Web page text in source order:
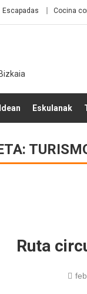
Escapadas Cocina
Eskulanak
Ruta